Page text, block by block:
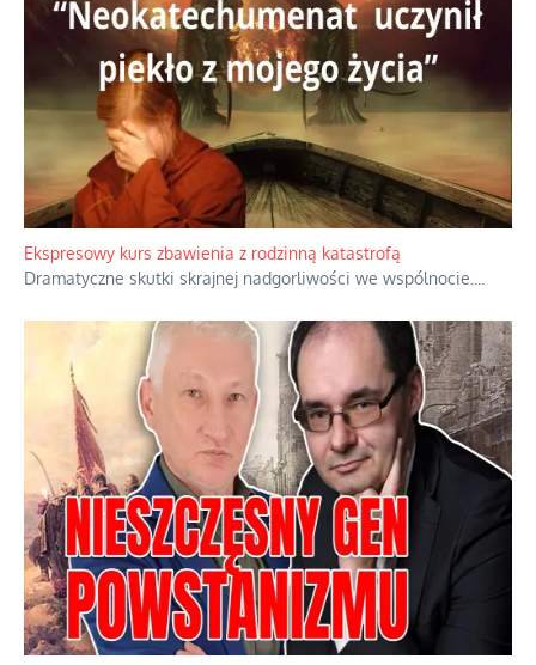
Ekspresowy kurs zbawienia z rodzinną katastrofą
Dramatyczne skutki skrajnej nadgorliwości we wspólnocie.